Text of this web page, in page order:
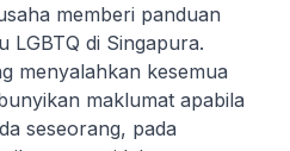
memberi panduan
LGBTQ di Singapura.
menyalahkan kesemua
maklumat apabila
seseorang, pada